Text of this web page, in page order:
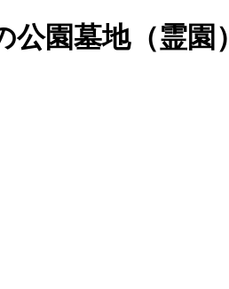
園墓地（霊園）